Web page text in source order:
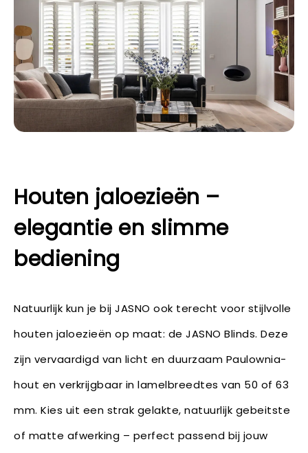
Houten jaloezieën –
elegantie en slimme
bediening
Natuurlijk kun je bij JASNO ook terecht voor stijlvolle
houten jaloezieën op maat: de JASNO Blinds. Deze
zijn vervaardigd van licht en duurzaam Paulownia-
hout en verkrijgbaar in lamelbreedtes van 50 of 63
mm. Kies uit een strak gelakte, natuurlijk gebeitste
of matte afwerking – perfect passend bij jouw